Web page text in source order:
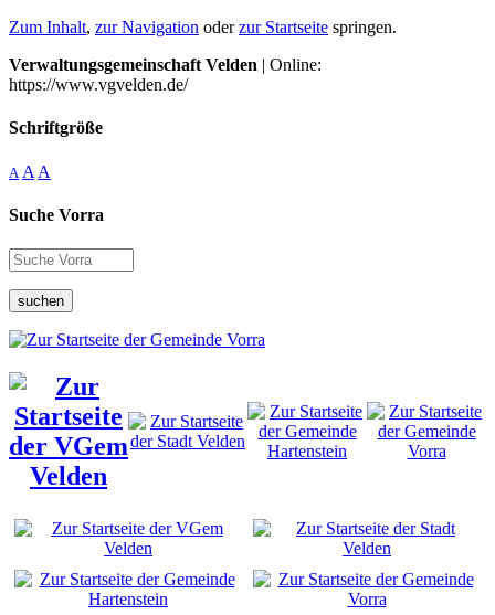
Zum Inhalt, zur Navigation oderzur Startseite springen.
Verwaltungsgemeinschaft Velden | Online:
https://www.vgvelden.de/
Schriftgröße
A A A
Suche Vorra
suchen